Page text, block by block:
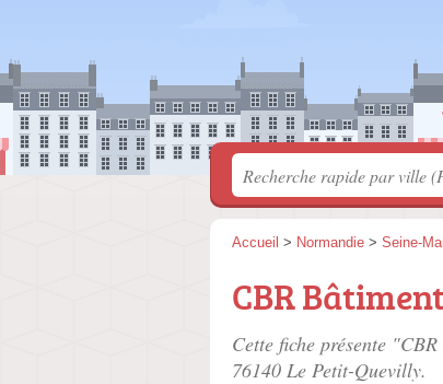
Accueil > Normandie > Seine-
CBR
Cette fiche présente
76140 Le Petit-Quevilly.